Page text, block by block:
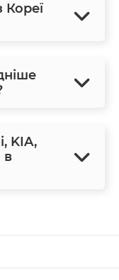
Кореї
KIA,
в